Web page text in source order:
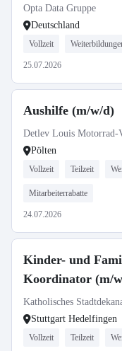
Opta Data Gruppe
Deutschland
Vollzeit
25.07.2026
Aushilfe (m/w/d)
Detlev Louis Motorrad-
Pölten
Vollzeit Teilzeit
Mitarbeiterrabatte
24.07.2026
Kinder- und
Koordinator (m/
Katholisches
Stuttgart Hedelfingen
Vollzeit Teilzeit